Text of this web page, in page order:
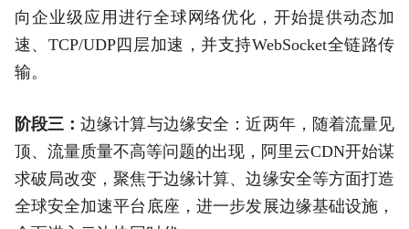
向企业级应用进行全球网络优化，开始提供动态加
速、TCP/UDP四层加速，并支持WebSocket全链路传
输。
阶段三：边缘计算与边缘安全：近两年，随着流量见
顶、流量质量不高等问题的出现，阿里云CDN开始谋
求破局改变，聚焦于边缘计算、边缘安全等方面打造
全球安全加速平台底座，进一步发展边缘基础设施，